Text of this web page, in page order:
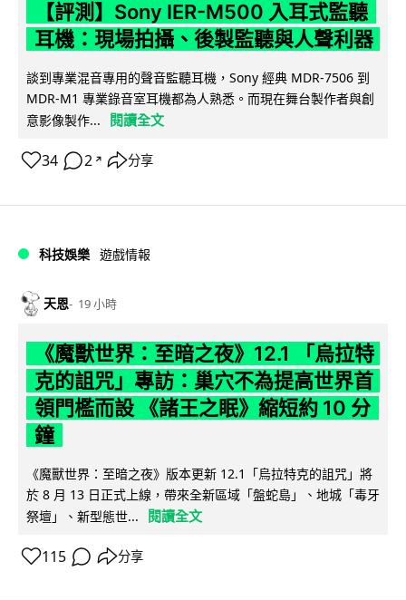
【評測】Sony IER-M500 入耳式監聽
耳機：現場拍攝、後製監聽與人聲利器
談到專業混音專用的聲音監聽耳機，Sony 經典 MDR-7506 到
MDR-M1 專業錄音室耳機都為人熟悉。而現在舞台製作者與創
意影像製作...
閱讀全文
34 2 ↗ 分享
科技娛樂 遊戲情報
天恩 19 小時
《魔獸世界：至暗之夜》12.1 「烏拉特
克的詛咒」專訪：巢穴不為提高世界首
領門檻而設 《諸王之眠》縮短約 10 分
鐘
《魔獸世界：至暗之夜》版本更新 12.1「烏拉特克的詛咒」將
於 8 月 13 日正式上線，帶來全新區域「盤蛇島」、地城「毒牙
祭壇」、新型態世...
閱讀全文
115 分享